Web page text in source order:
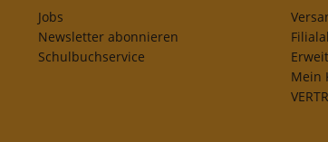
Jobs
Newsletter abonnieren
Schulbuchservice
Mein